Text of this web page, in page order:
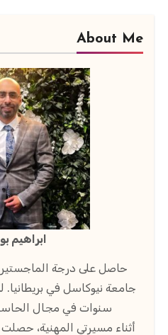
About Me
ابراهيم
حاصل على درجة
سنوات في مجال
أثناء مسيرتي المهنية،